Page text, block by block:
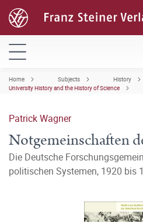
Home Subjects
History
University History and the History of Science
Patrick Wagner
Notgemeinschaften
Die Deutsche
politischen Systemen, 1920 bis